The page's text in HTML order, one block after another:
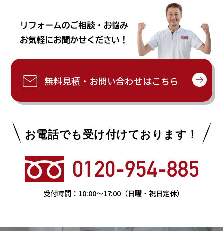
無料見積・お問い合わせはこちら
お電話でも受け付けております！
受付時間： 10:00〜17:00（日曜・祝日定休）